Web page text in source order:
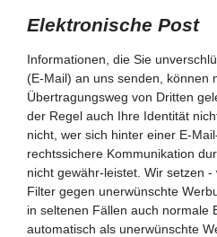
Elektronische Post
Informationen, die Sie
(E-Mail) an uns senden, können
Übertragungsweg von Dritten
der Regel auch Ihre Identität
nicht, wer sich hinter einer E-
rechtssichere Kommunikation
nicht gewähr-leistet. Wir setzen
Filter gegen unerwünschte
in seltenen Fällen auch normale
automatisch als unerwünschte